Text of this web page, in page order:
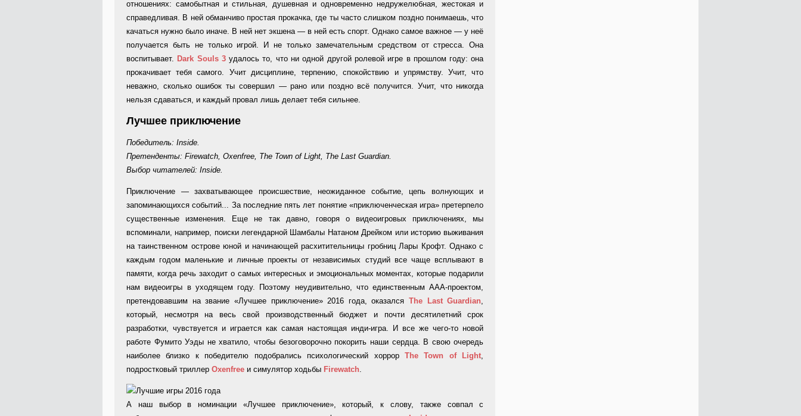
отношениях: самобытная и стильная, душевная и одновременно недружелюбная, жестокая и
справедливая. В ней обманчиво простая прокачка, где ты часто слишком поздно понимаешь, что
качаться нужно было иначе. В ней нет экшена — в ней есть спорт. Однако самое важное — у неё
получается быть не только игрой. И не только замечательным средством от стресса. Она
воспитывает. Dark Souls 3удалось то, что ни одной другой ролевой игре в прошлом году: она
прокачивает тебя самого. Учит дисциплине, терпению, спокойствию и упрямству. Учит, что
неважно, сколько ошибок ты совершил — рано или поздно всё получится. Учит, что никогда
нельзя сдаваться, и каждый провал лишь делает тебя сильнее.
Лучшее приключение
Победитель: Inside.
Претенденты: Firewatch, Oxenfree, The Town of Light, The Last Guardian.
Выбор читателей: Inside.
Приключение — захватывающее происшествие, неожиданное событие, цепь волнующих и
запоминающихся событий... За последние пять лет понятие «приключенческая игра» претерпело
существенные изменения. Еще не так давно, говоря о видеоигровых приключениях, мы
вспоминали, например, поиски легендарной Шамбалы Натаном Дрейком или историю выживания
на таинственном острове юной и начинающей расхитительницы гробниц Лары Крофт. Однако с
каждым годом маленькие и личные проекты от независимых студий все чаще всплывают в
памяти, когда речь заходит о самых интересных и эмоциональных моментах, которые подарили
нам видеоигры в уходящем году. Поэтому неудивительно, что единственным ААА-проектом,
претендовавшим на звание «Лучшее приключение» 2016 года, оказалсяThe Last Guardian,
который, несмотря на весь свой производственный бюджет и почти десятилетний срок
разработки, чувствуется и играется как самая настоящая инди-игра. И все же чего-то новой
работе Фумито Уэды не хватило, чтобы безоговорочно покорить наши сердца. В свою очередь
наиболее близко к победителю подобрались психологический хоррорThe Town of Light,
подростковый триллер Oxenfree и симулятор ходьбы Firewatch.
А наш выбор в номинации «Лучшее приключение», который, к слову, также совпал с